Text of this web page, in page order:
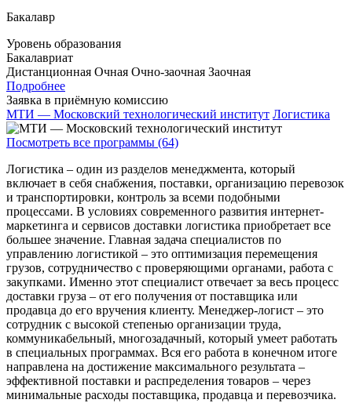
Бакалавр
Уровень образования
Бакалавриат
Дистанционная Очная Очно-заочная Заочная
Подробнее
Заявка в приёмную комиссию
МТИ — Московский технологический институт Логистика
Посмотреть все программы (64)
Логистика – один из разделов менеджмента, который
включает в себя снабжения, поставки, организацию перевозок
и транспортировки, контроль за всеми подобными
процессами. В условиях современного развития интернет-
маркетинга и сервисов доставки логистика приобретает все
большее значение. Главная задача специалистов по
управлению логистикой – это оптимизация перемещения
грузов, сотрудничество с проверяющими органами, работа с
закупками. Именно этот специалист отвечает за весь процесс
доставки груза – от его получения от поставщика или
продавца до его вручения клиенту. Менеджер-логист – это
сотрудник с высокой степенью организации труда,
коммуникабельный, многозадачный, который умеет работать
в специальных программах. Вся его работа в конечном итоге
направлена на достижение максимального результата –
эффективной поставки и распределения товаров – через
минимальные расходы поставщика, продавца и перевозчика.